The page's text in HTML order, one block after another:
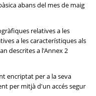
abans del mes de maig
relatives a les
a les característiques als
descrites a l'Annex 2
encriptat per a la seva
per mitjà d'un accés segur